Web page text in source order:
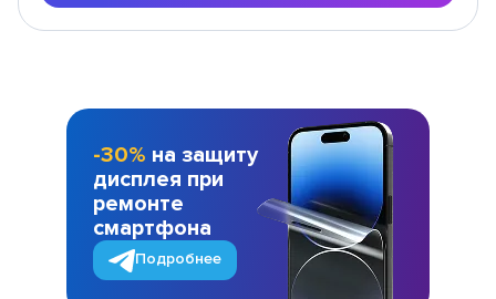
-30% на защиту
дисплея при
ремонте
смартфона
Подробнее